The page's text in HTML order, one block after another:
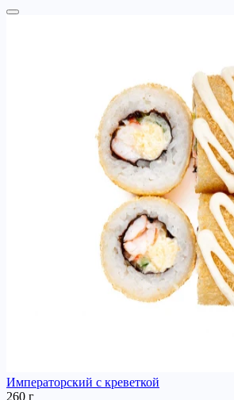
Императорский с креветкой
260 г